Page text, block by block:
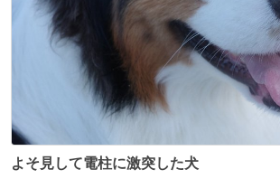
ト
数
よそ見して電柱に激突した犬